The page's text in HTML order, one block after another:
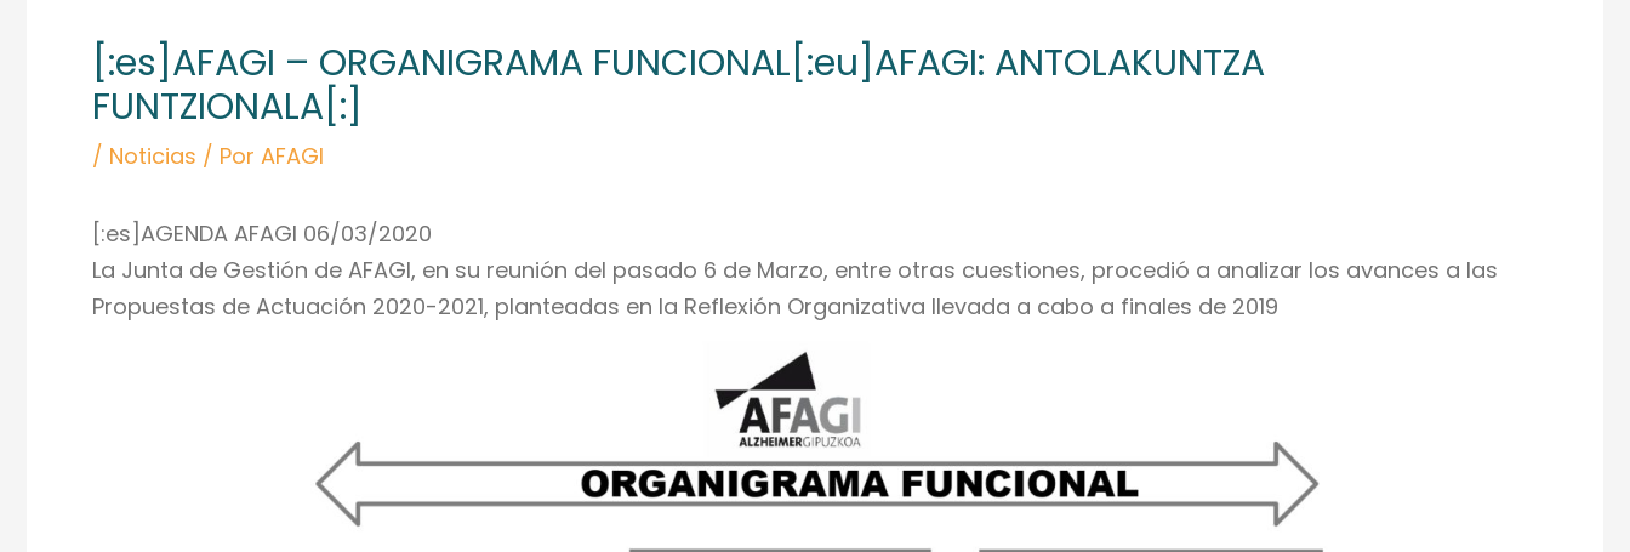
[:es]AFAGI – ORGANIGRAMA FUNCIONAL[:eu]AFAGI: ANTOLAKUNTZA
FUNTZIONALA[:]
/ Noticias / Por AFAGI
[:es]AGENDA AFAGI 06/03/2020
La Junta de Gestión de AFAGI, en su reunión del pasado 6 de Marzo, entre otras cuestiones, procedió a analizar los avances a las
Propuestas de Actuación 2020-2021, planteadas en la Reflexión Organizativa llevada a cabo a finales de 2019
entradas